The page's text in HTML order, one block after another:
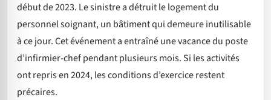
début de 2023. Le sinistre a détruit le logement du
personnel soignant, un bâtiment qui demeure inutilisable
à ce jour. Cet événement a entraîné une vacance du poste
d’infirmier-chef pendant plusieurs mois. Si les activités
ont repris en 2024, les conditions d’exercice restent
précaires.